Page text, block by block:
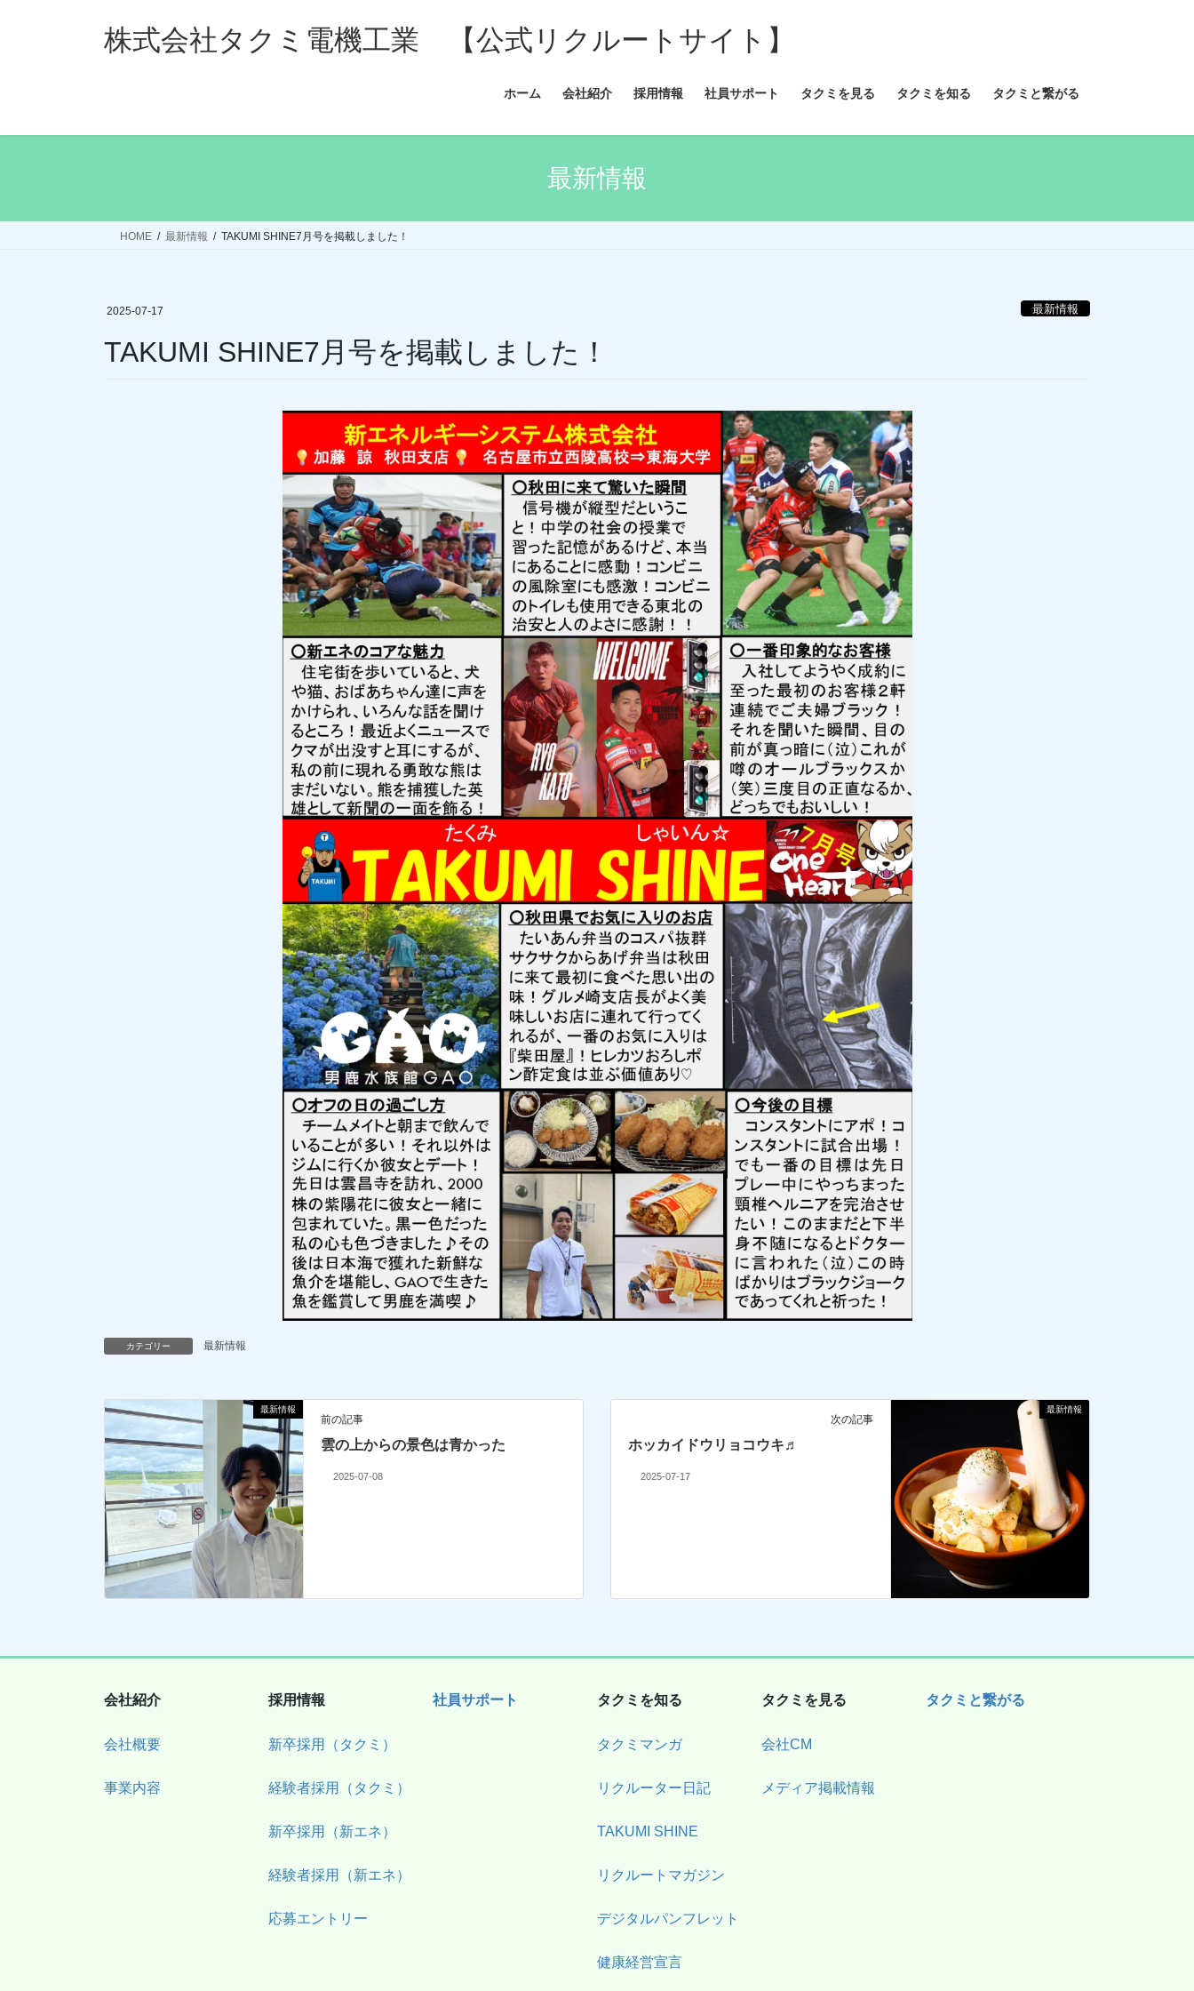
ス
ン
株式会社タクミ電機工業 【公式リクルートサイト】
ホーム 会社紹介 採用情報 社員サポート タクミを見る タクミを知る タクミと繋がる
最新情報
HOME 最新情報 TAKUMI SHINE7月号を掲載しました！
2025-07-17 最新情報
TAKUMI SHINE7月号を掲載しました！
カテゴリー 最新情報
最新情報
前の記事
雲の上からの景色は青かった
2025-07-08
最新情報
次の記事
ホッカイドウリョコウキ♬
2025-07-17
会社紹介
会社概要
事業内容
採用情報
新卒採用（タクミ）
経験者採用（タクミ）
新卒採用（新エネ）
経験者採用（新エネ）
応募エントリー
社員サポート タクミを知る
タクミマンガ
リクルーター日記
TAKUMI SHINE
リクルートマガジン
デジタルパンフレット
健康経営宣言
タクミを見る
会社CM
メディア掲載情報
タクミと繋がる